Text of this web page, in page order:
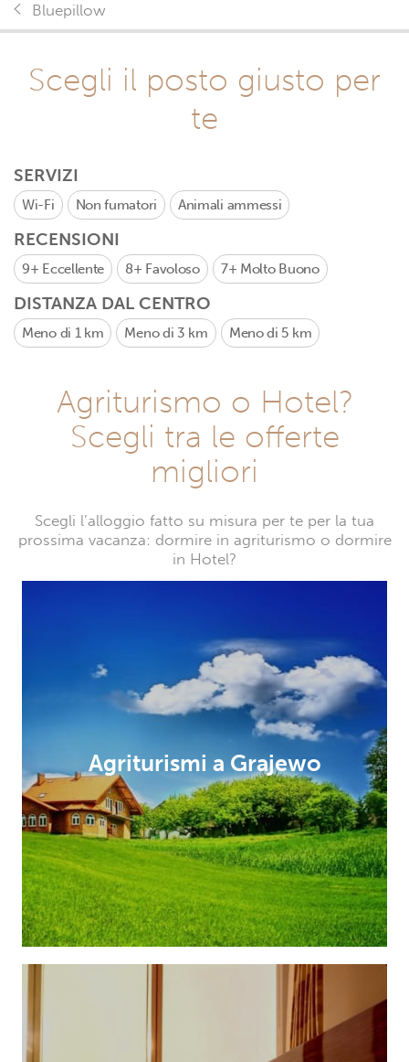
Bluepillow
Scegli il posto giusto per
te
SERVIZI
Wi-Fi Non fumatori Animali ammessi
RECENSIONI
9+ Eccellente 8+ Favoloso 7+ Molto Buono
DISTANZA DAL CENTRO
Meno di 1 km Meno di 3 km Meno di 5 km
Agriturismo o Hotel?
Scegli tra le offerte
migliori
Scegli l’alloggio fatto su misura per te per la tua
prossima vacanza: dormire in agriturismo o dormire
in Hotel?
Agriturismi a Grajewo